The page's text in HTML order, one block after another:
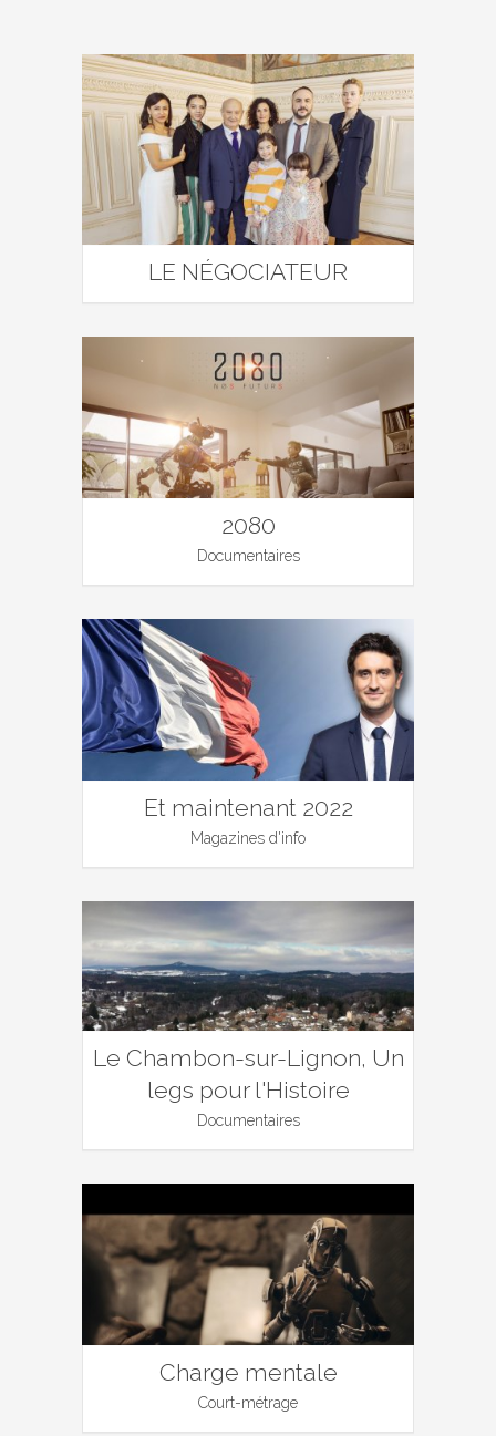
LE NÉGOCIATEUR
2080
Documentaires
Et maintenant 2022
Magazines d'info
Le Chambon-sur-Lignon, Un
legs pour l'Histoire
Documentaires
Charge mentale
Court-métrage